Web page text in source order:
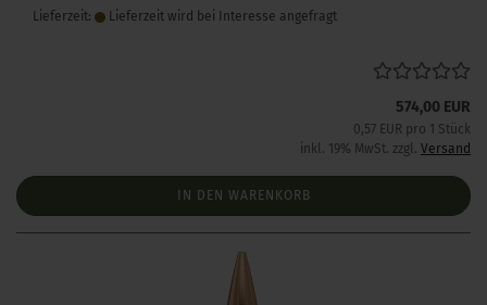
Lieferzeit: Lieferzeit wird bei Interesse angefragt
574,00 EUR
0,57 EUR pro 1 Stück
inkl. 19% MwSt. zzgl. Versand
IN DEN WARENKORB